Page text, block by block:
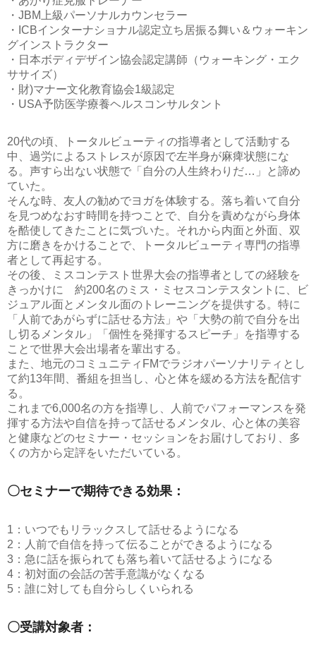
・JBM上級パーソナルカウンセラー
・ICBインターナショナル認定立ち居振る舞い＆ウォーキン
グインストラクター
・日本ボディデザイン協会認定講師（ウォーキング・エク
ササイズ）
・財)マナー文化教育協会1級認定
・USA予防医学療養ヘルスコンサルタント
20代の頃、トータルビューティの指導者として活動する
中、過労によるストレスが原因で左半身が麻痺状態にな
る。声すら出ない状態で「自分の人生終わりだ…」と諦め
ていた。
そんな時、友人の勧めでヨガを体験する。落ち着いて自分
を見つめなおす時間を持つことで、自分を責めながら身体
を酷使してきたことに気づいた。それから内面と外面、双
方に磨きをかけることで、トータルビューティ専門の指導
者として再起する。
その後、ミスコンテスト世界大会の指導者としての経験を
きっかけに 約200名のミス・ミセスコンテスタントに、ビ
ジュアル面とメンタル面のトレーニングを提供する。特に
「人前であがらずに話せる方法」や「大勢の前で自分を出
し切るメンタル」「個性を発揮するスピーチ」を指導する
ことで世界大会出場者を輩出する。
また、地元のコミュニティFMでラジオパーソナリティとし
て約13年間、番組を担当し、心と体を緩める方法を配信す
る。
これまで6,000名の方を指導し、人前でパフォーマンスを発
揮する方法や自信を持って話せるメンタル、心と体の美容
と健康などのセミナー・セッションをお届けしており、多
くの方から定評をいただいている。
〇セミナーで期待できる効果：
1：いつでもリラックスして話せるようになる
2：人前で自信を持って伝ることができるようになる
3：急に話を振られても落ち着いて話せるようになる
4：初対面の会話の苦手意識がなくなる
5：誰に対しても自分らしくいられる
〇受講対象者：